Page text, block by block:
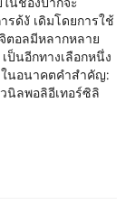
ด้งั เดิมโดยการใช้
ตอลมีหลากหลาย
ป็นอีกทางเลือกหนึ่ง
นอนาคตคำสำคัญ:
นิลพอลิอีเทอร์ซิลิ